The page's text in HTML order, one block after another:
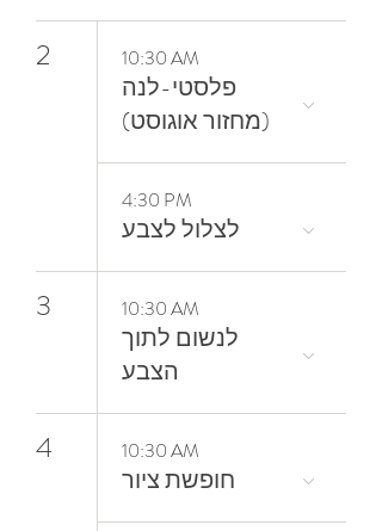
2 10:30 AM
פלסטי-לנה
(מחזור אוגוסט)
4:30 PM
3 10:30 AM
‬הצבע
4 10:30 AM
חופשת ציור